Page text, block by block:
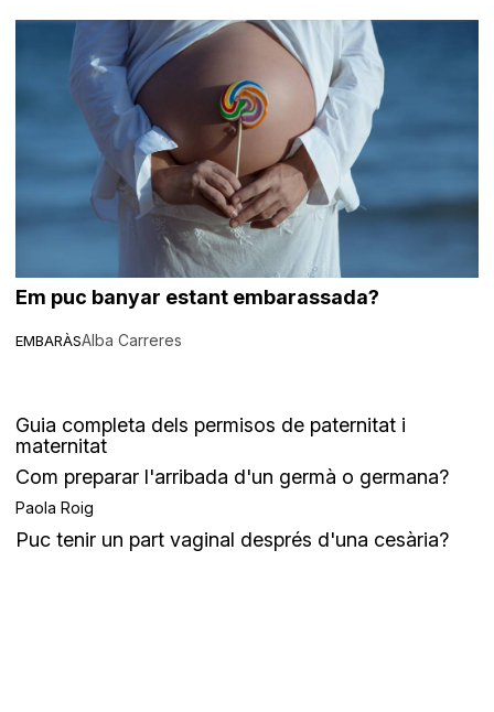
EMBARÀS
Em puc banyar estant embarassada?
Alba Carreres
Guia completa dels permisos de paternitat i
maternitat
Com preparar l'arribada d'un germà o germana?
Paola Roig
Puc tenir un part vaginal després d'una cesària?